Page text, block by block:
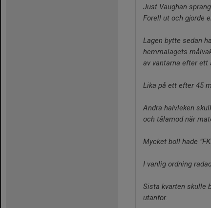
Just Vaughan
Forell ut och gjorde
Lagen bytte sedan
hemmalagets
av vantarna efter ett
Lika på ett efter 45
Andra halvleken
och tålamod när
Mycket boll hade
I vanlig ordning
Sista kvarten skulle
utanför.